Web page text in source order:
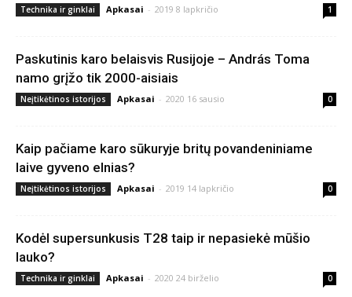
Technika ir ginklai Apkasai - 2019 8 lapkričio 1
Paskutinis karo belaisvis Rusijoje – András Toma
namo grįžo tik 2000-aisiais
Neįtikėtinos istorijos Apkasai - 2020 16 sausio 0
Kaip pačiame karo sūkuryje britų povandeniniame
laive gyveno elnias?
Neįtikėtinos istorijos Apkasai - 2019 14 lapkričio 0
Kodėl supersunkusis T28 taip ir nepasiekė mūšio
lauko?
Technika ir ginklai Apkasai - 2020 24 birželio 0